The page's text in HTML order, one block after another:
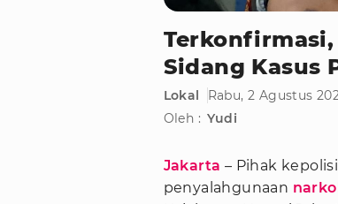
Terkonfirmasi,
Sidang Kasus
Lokal
Rabu, 2 Agustus
Oleh : Yudi
Jakarta – Pihak
penyalahgunaan